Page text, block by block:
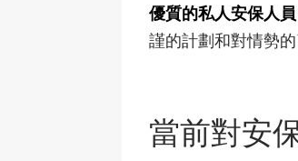
優質的私人安保人員
謹的計劃和對情勢
當前對安